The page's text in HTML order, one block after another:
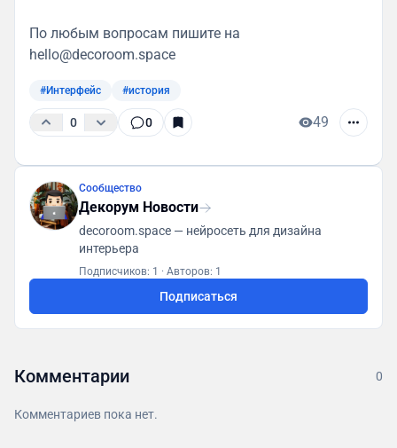
По любым вопросам пишите на
hello@decoroom.space
#Интерфейс #история
0 0 49
Сообщество
Декорум Новости
decoroom.space — нейросеть для дизайна
интерьера
Подписчиков: 1 · Авторов: 1
Подписаться
Комментарии 0
Комментариев пока нет.